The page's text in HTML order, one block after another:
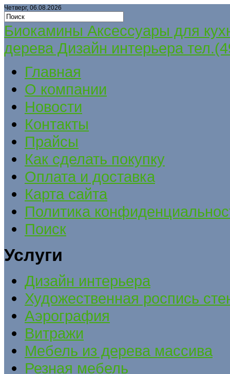
Четверг, 06.08.2026
Биокамины Аксессуары для
дерева Дизайн интерьера
Главная
О компании
Новости
Контакты
Прайсы
Как сделать покупку
Оплата и доставка
Карта сайта
Политика
Поиск
Услуги
Дизайн интерьера
Художественная роспись
Аэрография
Витражи
Мебель из дерева массива
Резная мебель